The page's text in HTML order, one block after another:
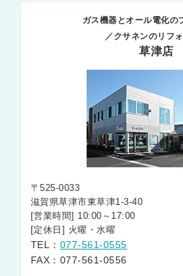
ガス機器とオール電化の
／クサネンのリフ
草津店
〒525-0033
滋賀県草津市東草津1-3-40
[営業時間] 10:00～17:00
[定休日] 火曜・水曜
TEL： 077-561-0555
FAX：077-561-0556